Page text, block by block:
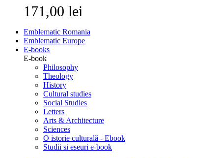
171,00 lei
Emblematic Romania
Emblematic Europe
E-books
E-book
Philosophy
Theology
History
Cultural studies
Social Studies
Letters
Arts & Architecture
Sciences
O istorie culturală - Ebook
Studii si eseuri e-book